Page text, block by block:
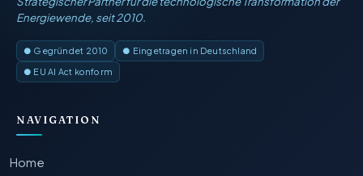
Energiewende, seit 2010.
● Gegründet 2010
● Eingetragen in Deutschland
● EU AI Act konform
NAVIGATION
Home